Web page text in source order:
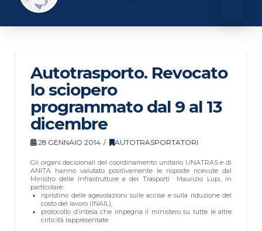
Autotrasporto. Revocato
lo sciopero
programmato dal 9 al 13
dicembre
28 GENNAIO 2014 AUTOTRASPORTATORI
Gli organi decisionali del coordinamento unitario UNATRAS e di
ANITA hanno valutato positivamente le risposte ricevute dal
Ministro delle Infrastrutture e dei Trasporti Maurizio Lupi, in
particolare:
ripristino delle agevolazioni sulle accise e sulla riduzione del
costo del lavoro (INAIL);
protocollo d’intesa che impegna il ministero su tutte le altre
criticità rappresentate.